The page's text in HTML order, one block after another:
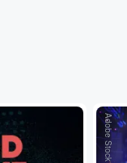
Adobe Stock